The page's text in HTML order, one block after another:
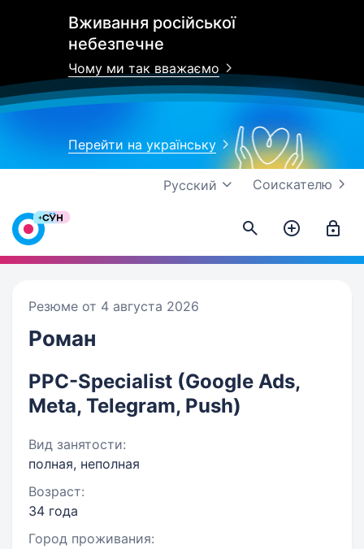
Вживання російської
небезпечне
Чому ми так вважаємо
Перейти на українську
Соискателю
Русский
Резюме от 4 августа 2026
Роман
PPC-Specialist (Google Ads,
Meta, Telegram, Push)
Вид занятости:
полная, неполная
Возраст:
34 года
Город проживания: